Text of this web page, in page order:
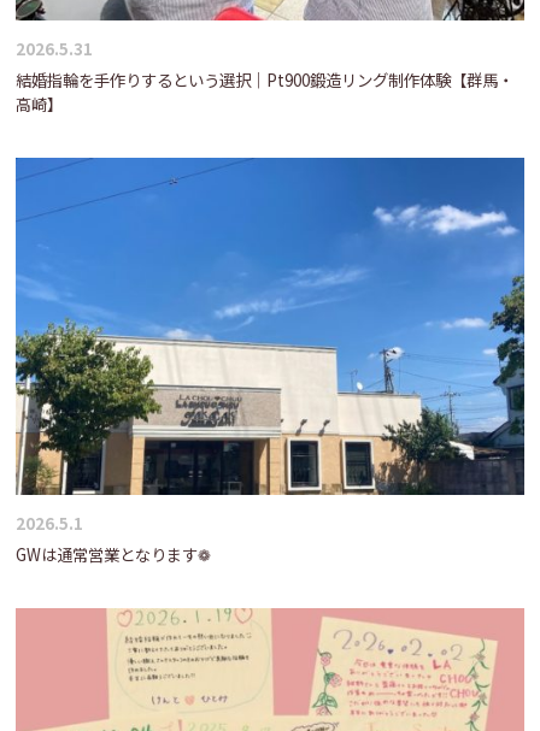
2026.5.31
結婚指輪を手作りするという選択｜Pt900鍛造リング制作体験【群馬・
高崎】
2026.5.1
GWは通常営業となります❁